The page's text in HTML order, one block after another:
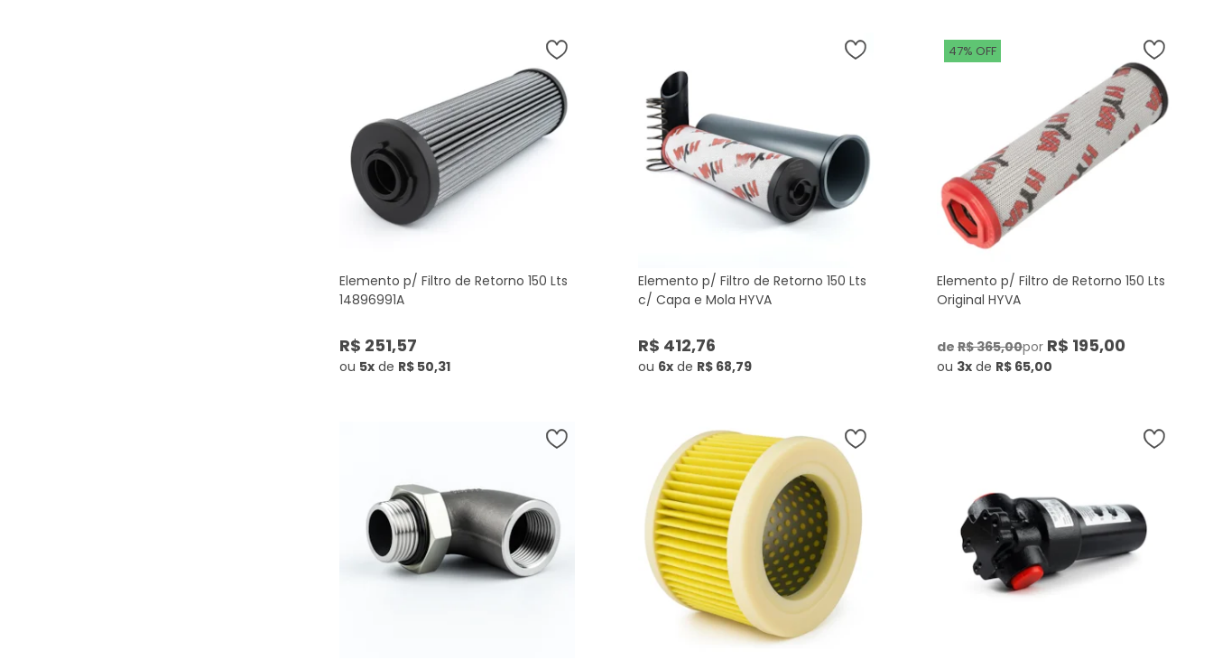
Elemento p/ Filtro de Retorno 150 Lts
14896991A
R$ 251,57
ou 5xde R$ 50,31
Elemento p/ Filtro de Retorno 150 Lts
c/ Capa e Mola HYVA
R$ 412,76
ou 6xde R$ 68,79
47% OFF
Elemento p/ Filtro de Retorno 150 Lts
Original HYVA
de R$ 365,00porR$ 195,00
ou 3xde R$ 65,00